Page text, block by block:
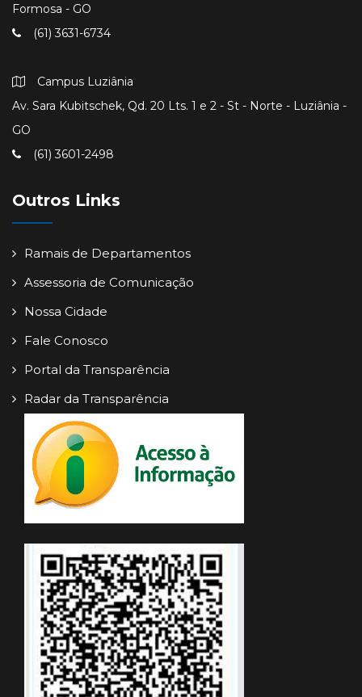
Formosa - GO
(61) 3631-6734
Campus Luziânia
Av. Sara Kubitschek, Qd. 20 Lts. 1 e 2 - St - Norte - Luziânia -
GO
(61) 3601-2498
Outros Links
Ramais de Departamentos
Assessoria de Comunicação
Nossa Cidade
Fale Conosco
Portal da Transparência
Radar da Transparência